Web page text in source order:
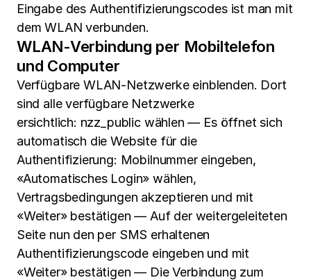
Eingabe des Authentifizierungscodes ist man mit
dem WLAN verbunden.
WLAN-Verbindung per Mobiltelefon
und Computer
Verfügbare WLAN-Netzwerke einblenden. Dort
sind alle verfügbare Netzwerke
ersichtlich: nzz_public wählen — Es öffnet sich
automatisch die Website für die
Authentifizierung: Mobilnummer eingeben,
«Automatisches Login» wählen,
Vertragsbedingungen akzeptieren und mit
«Weiter» bestätigen — Auf der weitergeleiteten
Seite nun den per SMS erhaltenen
Authentifizierungscode eingeben und mit
«Weiter» bestätigen — Die Verbindung zum